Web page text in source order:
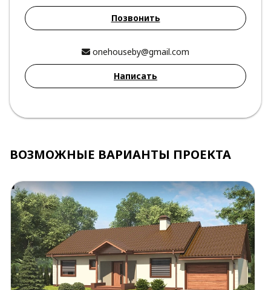
Позвонить
onehouseby@gmail.com
Написать
ВОЗМОЖНЫЕ ВАРИАНТЫ ПРОЕКТА